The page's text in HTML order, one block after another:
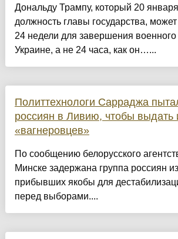
Дональду Трампу, который 20
должность главы государства,
24 недели для завершения
Украине, а не 24 часа, как он…...
Политтехнологи Сарраджа
россиян в Ливию, чтобы выдать
«вагнеровцев»
По сообщению белорусского
Минске задержана группа россиян
прибывших якобы для
перед выборами....